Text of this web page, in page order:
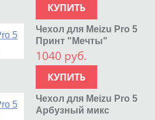
КУПИТЬ
Чехол для Meizu Pro 5
Принт "Мечты"
1040 руб.
КУПИТЬ
Чехол для Meizu Pro 5
Арбузный микс